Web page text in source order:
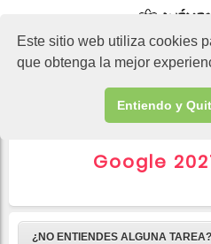
Este sitio web utiliza cookies
que obtenga la mejor
Entiendo y
▷ TOP 10 Lo
Google
¿NO ENTIENDES ALGUNA